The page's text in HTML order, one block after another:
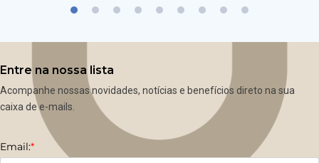
Entre na nossa lista
Acompanhe nossas novidades, notícias e benefícios direto na sua
caixa de e-mails.
Email:*